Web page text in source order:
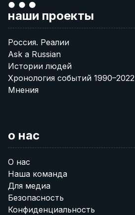
наши проекты
Россия. Реалии
Ask a Russian
Истории людей
Хронология событий 1990–2022
Мнения
о нас
О нас
Наша команда
Для медиа
Безопасность
Конфиденциальность